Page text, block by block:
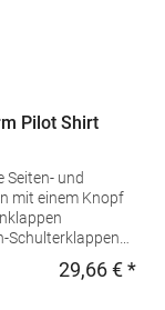
Pilot Shirt
29,66 € *